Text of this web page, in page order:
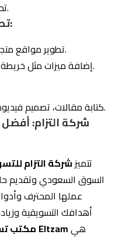
شركة التزام:
تتميزشركة التزام
السوق السعودي وتقديم
عملها المحترف
أهدافك التسويقية
مكتب، فإنEltzamهي
الخطوة